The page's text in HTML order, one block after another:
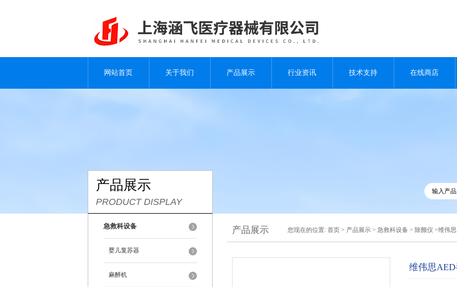
网站首页 关于我们 产品展示 行业资讯 技术支持 在线商店
产品展示
PRODUCT DISPLAY
急救科设备
婴儿复苏器
麻醉机
产品展示 您现在的位置: 首页 > 产品展示 > 急救科设备 > 除颤仪 >维伟
维伟思AED